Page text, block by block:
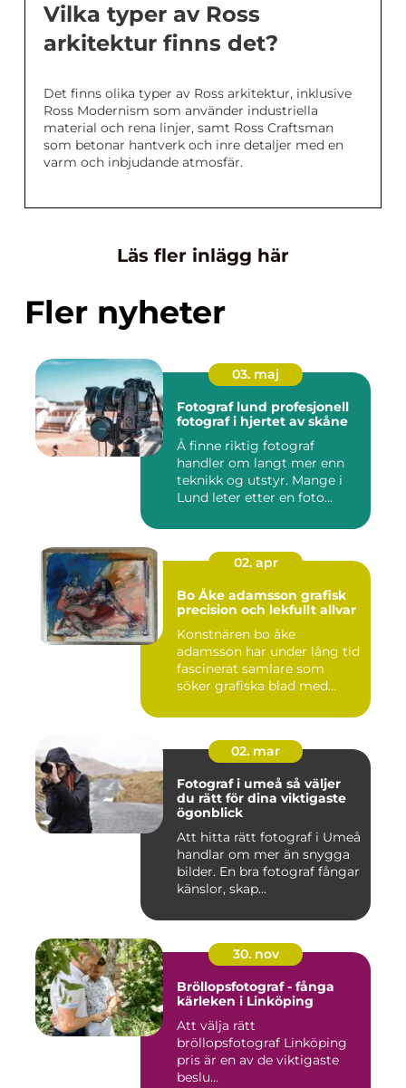
Vilka typer av Ross
arkitektur finns det?
Det finns olika typer av Ross arkitektur, inklusive
Ross Modernism som använder industriella
material och rena linjer, samt Ross Craftsman
som betonar hantverk och inre detaljer med en
varm och inbjudande atmosfär.
Läs fler inlägg här
Fler nyheter
03. maj
Fotograf lund profesjonell
fotograf i hjertet av skåne
Å finne riktig fotograf
handler om langt mer enn
teknikk og utstyr. Mange i
Lund leter etter en foto...
02. apr
Bo Åke adamsson grafisk
precision och lekfullt allvar
Konstnären bo åke
adamsson har under lång tid
fascinerat samlare som
söker grafiska blad med
02. mar
Fotograf i umeå så väljer
du rätt för dina viktigaste
ögonblick
Att hitta rätt fotograf i Umeå
handlar om mer än snygga
bilder. En bra fotograf fångar
känslor, skap...
30. nov
Bröllopsfotograf - fånga
kärleken i Linköping
Att välja rätt
bröllopsfotograf Linköping
pris är en av de viktigaste
beslu...